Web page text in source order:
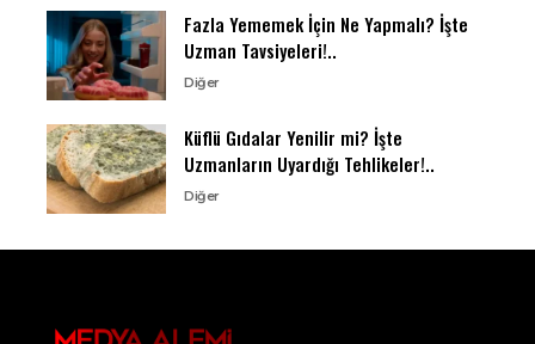
Fazla Yememek İçin Ne Yapmalı? İşte
Uzman Tavsiyeleri!..
Diğer
Küflü Gıdalar Yenilir mi? İşte
Uzmanların Uyardığı Tehlikeler!..
Diğer